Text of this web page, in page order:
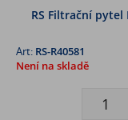
RS Filtrační pytel
Art: RS-R40581
Není na skladě